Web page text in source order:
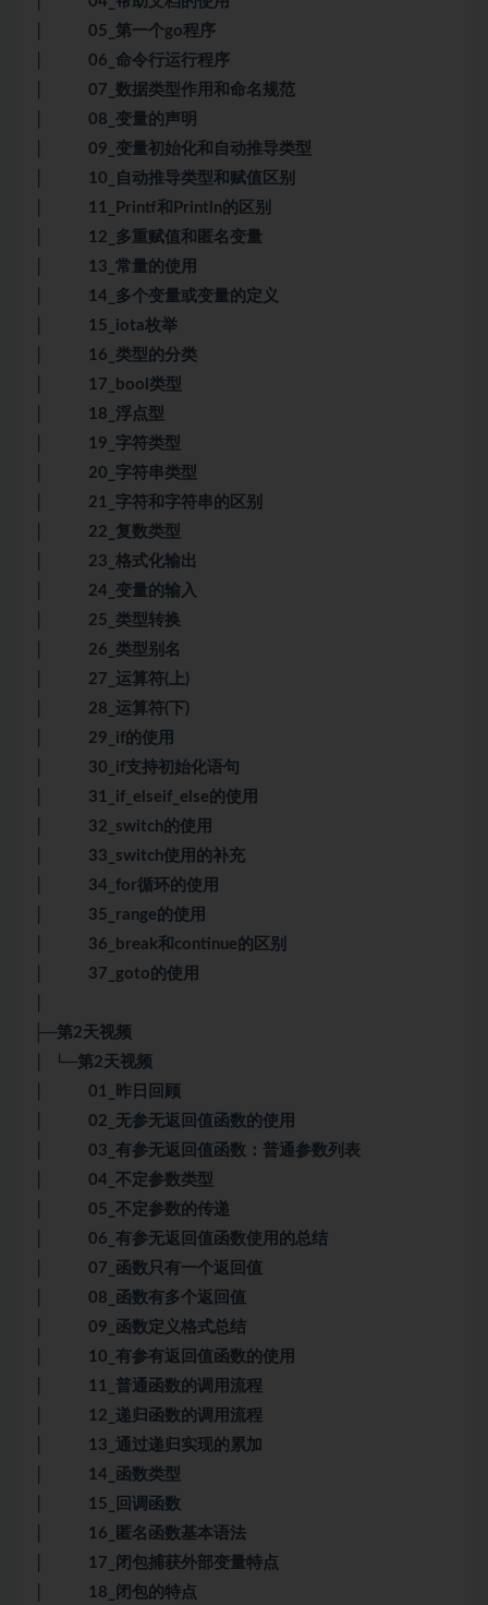
│ 05_第一个go程序
│ 06_命令行运行程序
│ 07_数据类型作用和命名规范
│ 08_变量的声明
│ 09_变量初始化和自动推导类型
│ 10_自动推导类型和赋值区别
│ 11_Printf和Println的区别
│ 12_多重赋值和匿名变量
│ 13_常量的使用
│ 14_多个变量或变量的定义
│ 15_iota枚举
│ 16_类型的分类
│ 17_bool类型
│ 18_浮点型
│ 19_字符类型
│ 20_字符串类型
│ 21_字符和字符串的区别
│ 22_复数类型
│ 23_格式化输出
│ 24_变量的输入
│ 25_类型转换
│ 26_类型别名
│ 27_运算符(上)
│ 28_运算符(下)
│ 29_if的使用
│ 30_if支持初始化语句
│ 31_if_elseif_else的使用
│ 32_switch的使用
│ 33_switch使用的补充
│ 34_for循环的使用
│ 35_range的使用
│ 36_break和continue的区别
│ 37_goto的使用
├─第2天视频
│ └─第2天视频
│ 01_昨日回顾
│ 02_无参无返回值函数的使用
│ 03_有参无返回值函数：普通参数列表
│ 04_不定参数类型
│ 05_不定参数的传递
│ 06_有参无返回值函数使用的总结
│ 07_函数只有一个返回值
│ 08_函数有多个返回值
│ 09_函数定义格式总结
│ 10_有参有返回值函数的使用
│ 11_普通函数的调用流程
│ 12_递归函数的调用流程
│ 13_通过递归实现的累加
│ 14_函数类型
│ 15_回调函数
│ 16_匿名函数基本语法
│ 17_闭包捕获外部变量特点
│ 18_闭包的特点